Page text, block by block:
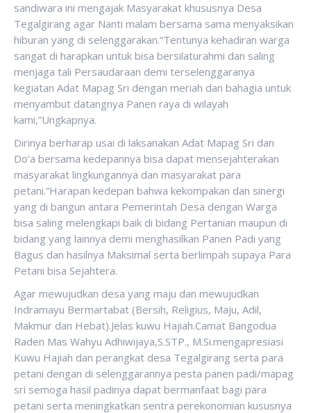
sandiwara ini mengajak Masyarakat khususnya Desa
Tegalgirang agar Nanti malam bersama sama menyaksikan
hiburan yang di selenggarakan.“Tentunya kehadiran warga
sangat di harapkan untuk bisa bersilaturahmi dan saling
menjaga tali Persaudaraan demi terselenggaranya
kegiatan Adat Mapag Sri dengan meriah dan bahagia untuk
menyambut datangnya Panen raya di wilayah
kami,”Ungkapnya.
Dirinya berharap usai di laksanakan Adat Mapag Sri dan
Do’a bersama kedepannya bisa dapat mensejahterakan
masyarakat lingkungannya dan masyarakat para
petani.“Harapan kedepan bahwa kekompakan dan sinergi
yang di bangun antara Pemerintah Desa dengan Warga
bisa saling melengkapi baik di bidang Pertanian maupun di
bidang yang lainnya demi menghasilkan Panen Padi yang
Bagus dan hasilnya Maksimal serta berlimpah supaya Para
Petani bisa Sejahtera.
Agar mewujudkan desa yang maju dan mewujudkan
Indramayu Bermartabat (Bersih, Religius, Maju, Adil,
Makmur dan Hebat).Jelas kuwu Hajiah.Camat Bangodua
Raden Mas Wahyu Adhiwijaya,S.STP., M.Si.mengapresiasi
Kuwu Hajiah dan perangkat desa Tegalgirang serta para
petani dengan di selenggarannya pesta panen padi/mapag
sri semoga hasil padinya dapat bermanfaat bagi para
petani serta meningkatkan sentra perekonomian kususnya